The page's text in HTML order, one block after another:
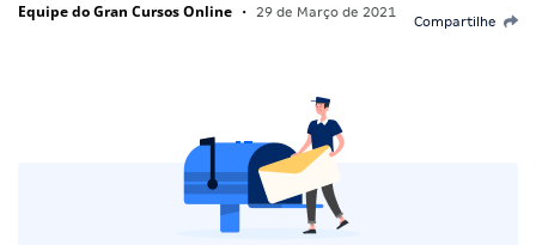
Equipe do Gran Cursos Online • 29 de Março de 2021
Compartilhe